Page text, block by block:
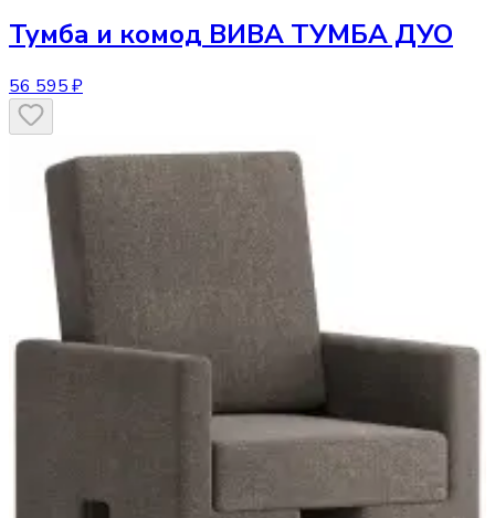
Тумба и комод ВИВА ТУМБА ДУО
56 595 ₽